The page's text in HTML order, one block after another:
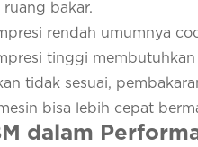
bakar.
rendah umumnya
tinggi
tidak sesuai,
bisa lebih cepat
dalam